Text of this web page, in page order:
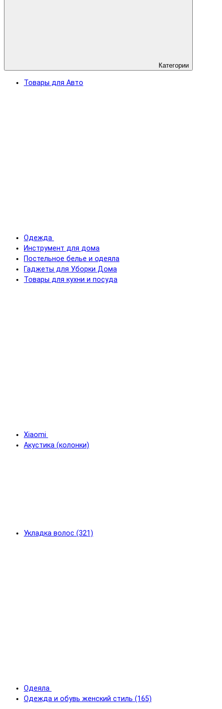
Категории
Товары для Авто
Одежда
Инструмент для дома
Постельное белье и одеяла
Гаджеты для Уборки Дома
Товары для кухни и посуда
Xiaomi
Акустика (колонки)
Укладка волос (321)
Одеяла
Одежда и обувь женский стиль (165)